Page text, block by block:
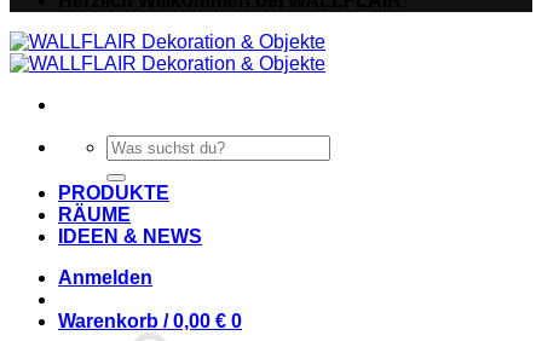
Suche
nach:
PRODUKTE
RÄUME
IDEEN & NEWS
Anmelden
Warenkorb /0,00 € 0